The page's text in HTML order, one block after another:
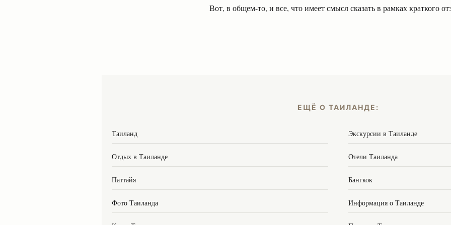
Вот, в общем-то, и все, что имеет смысл сказать в рамках краткого
ЕЩЁ О ТАИЛАНДЕ:
Таиланд Экскурсии в Таиланде
Отдых в Таиланде Отели Таиланда
Паттайя Бангкок
Фото Таиланда Информация о Таиланде